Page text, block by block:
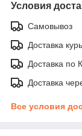
Условия
Самовывоз
Доставка
Доставка по
Доставка
Все условия